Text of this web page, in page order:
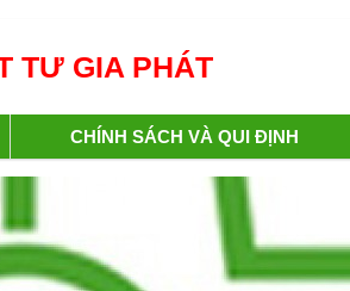
TƯ GIA PHÁT
CHÍNH SÁCH VÀ QUI ĐỊNH